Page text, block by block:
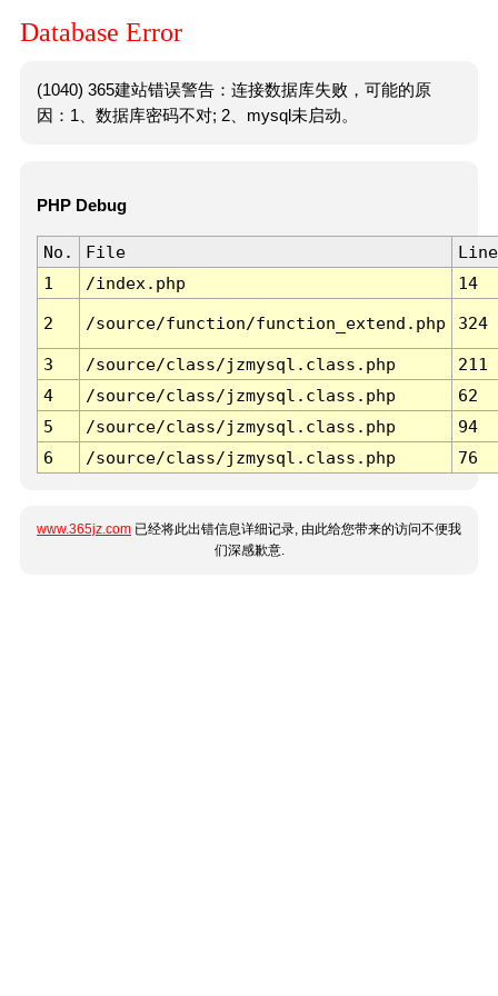
Database Error
(1040) 365建站错误警告：连接数据库失败，可能的原
因：1、数据库密码不对; 2、mysql未启动。
PHP Debug
No. File
Line
1
/index.php 14
2 /source/function/function_extend.php 324
3 /source/class/jzmysql.class.php
211
4
/source/class/jzmysql.class.php
62
5
/source/class/jzmysql.class.php
94
6
/source/class/jzmysql.class.php 76
www.365jz.com 已经将此出错信息详细记录, 由此给您带来的访问不便我
们深感歉意.